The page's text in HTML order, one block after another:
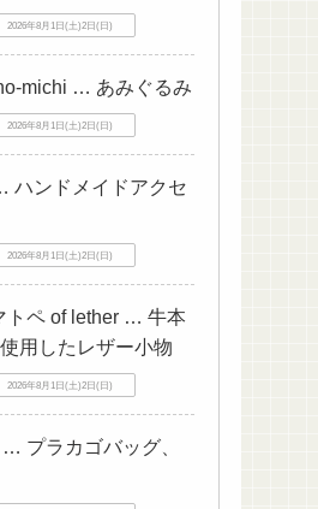
2026年8月1日(土)2日(日)
michi … あみぐるみ
2026年8月1日(土)2日(日)
ハンドメイドアクセ
2026年8月1日(土)2日(日)
トペ of lether … 牛本
用したレザー小物
2026年8月1日(土)2日(日)
… プラカゴバッグ、